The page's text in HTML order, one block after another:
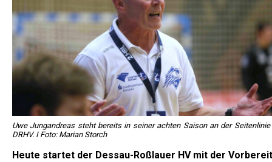
Uwe Jungandreas steht bereits in seiner achten Saison an der Seitenlinie
DRHV. I Foto: Marian Storch
Heute startet der Dessau-Roßlauer HV mit der